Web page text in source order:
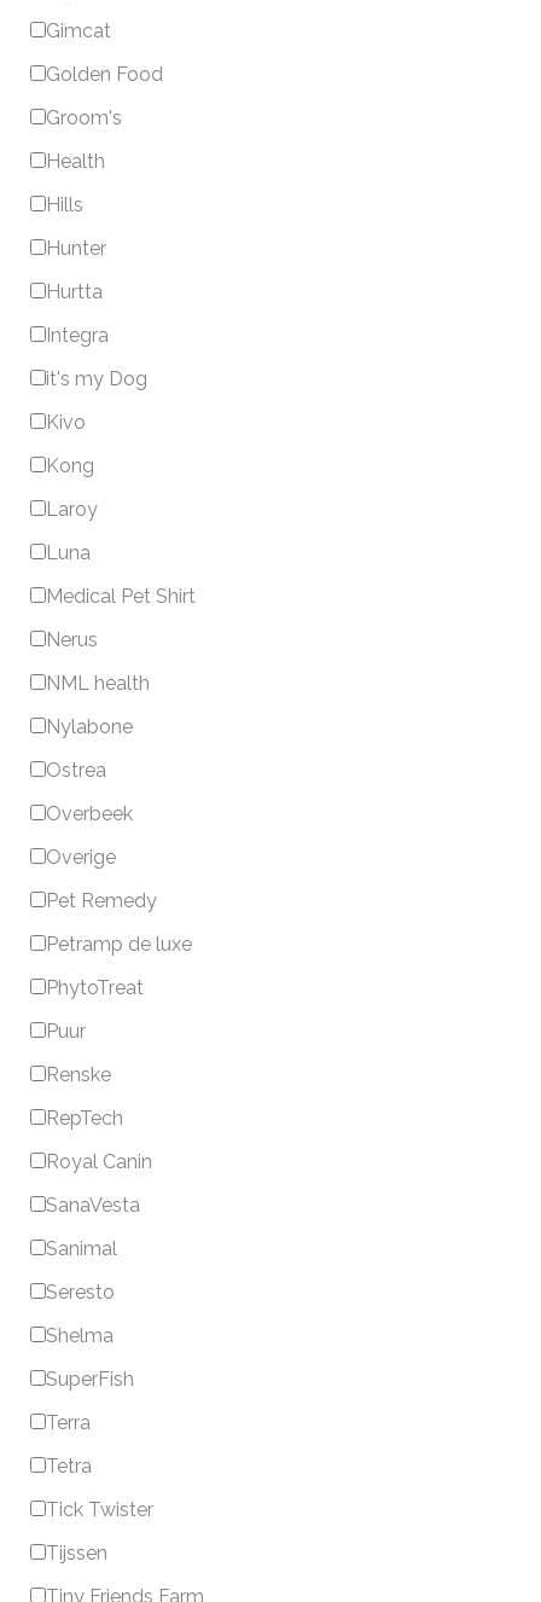
Gimcat
Golden Food
Groom's
Health
Hills
Hunter
Hurtta
Integra
it's my Dog
Kivo
Kong
Laroy
Luna
Medical Pet Shirt
Nerus
NML health
Nylabone
Ostrea
Overbeek
Overige
Pet Remedy
Petramp de luxe
PhytoTreat
Puur
Renske
RepTech
Royal Canin
SanaVesta
Sanimal
Seresto
Shelma
SuperFish
Terra
Tetra
Tick Twister
Tijssen
Tiny Friends Farm